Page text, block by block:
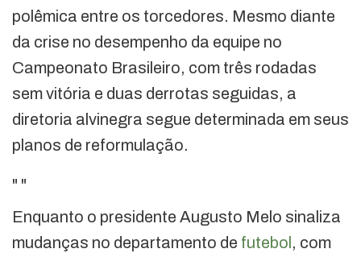
polêmica entre os torcedores. Mesmo diante
da crise no desempenho da equipe no
Campeonato Brasileiro, com três rodadas
sem vitória e duas derrotas seguidas, a
diretoria alvinegra segue determinada em seus
planos de reformulação.
" "
Enquanto o presidente Augusto Melo sinaliza
mudanças no departamento de futebol , com